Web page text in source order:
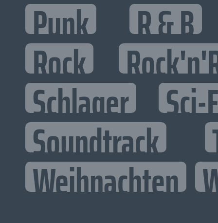
Punk R & B
Rock
Schlager Sci-
Soundtrack
Weihnachten